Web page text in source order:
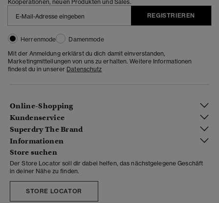
Kooperationen, neuen Produkten und Sales.
REGISTRIEREN
Herrenmode
Damenmode
Mit der Anmeldung erklärst du dich damit einverstanden,
Marketingmitteilungen von uns zu erhalten. Weitere Informationen
findest du in unserer Datenschutz
Online-Shopping
Kundenservice
Superdry The Brand
Informationen
Store suchen
Der Store Locator soll dir dabei helfen, das nächstgelegene Geschäft
in deiner Nähe zu finden.
STORE LOCATOR